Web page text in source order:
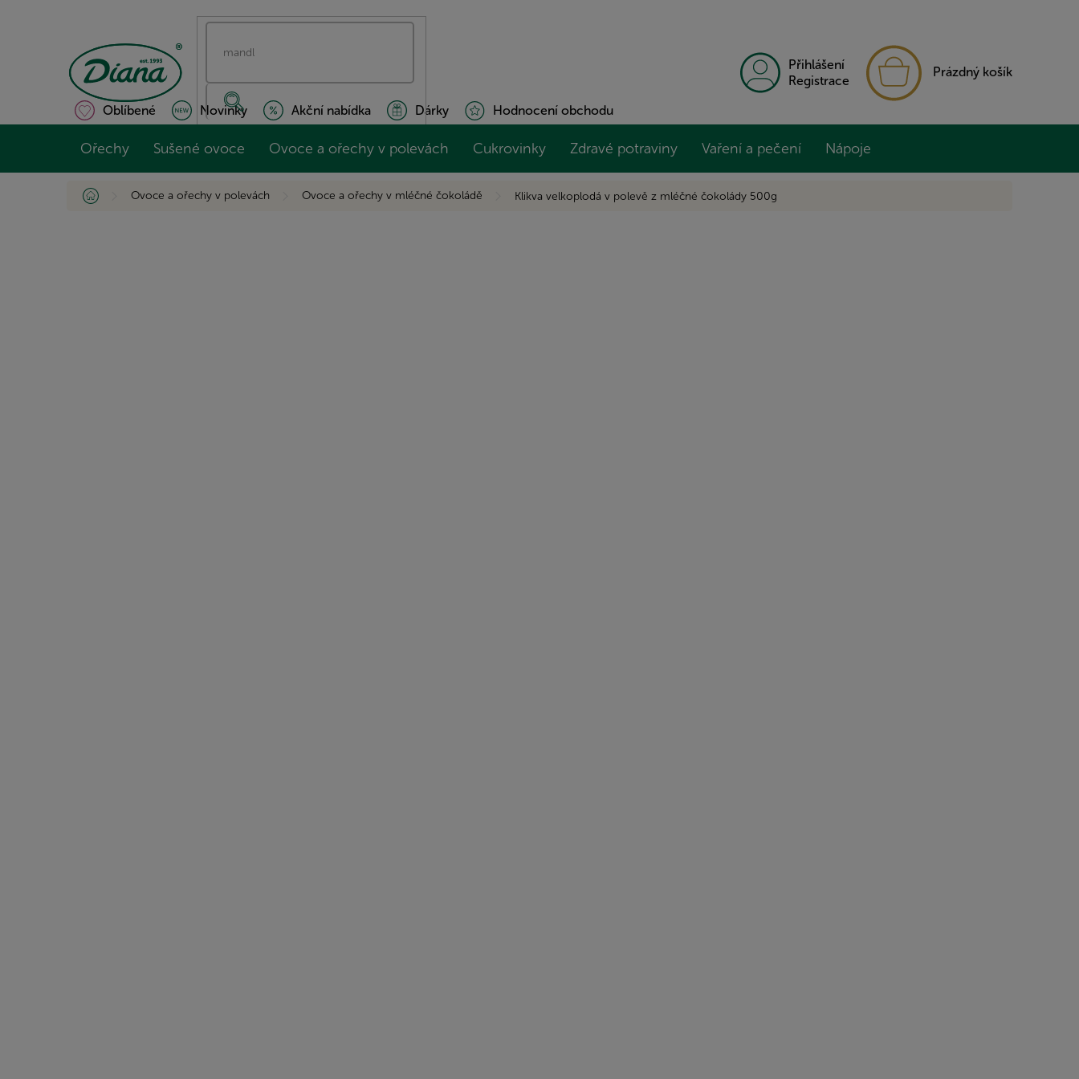
Přihlášení
Registrace
KOŠÍK
Prázdný košík
Oblíbené Novinky Akční nabídka Dárky Hodnocení obchodu
Ořechy Sušené ovoce Ovoce a ořechy v polevách Cukrovinky Zdravé potraviny Vaření a pečení Nápoje
Domů Ovoce a ořechy v polevách Ovoce a ořechy v mléčné čokoládě Klikva velkoplodá v polevě z mléčné čokolády 500g